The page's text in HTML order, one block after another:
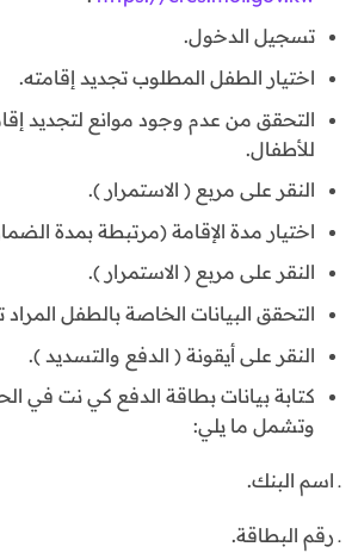
تسجيل الدخول.
اختيار الطفل المطلوب تجديد إقامته.
التحقق من عدم وجود موانع لتجديد
للأطفال.
النقر على مربع ( الاستمرار ).
اختيار مدة الإقامة (مرتبطة بمدة
النقر على مربع ( الاستمرار ).
التحقق البيانات الخاصة بالطفل المراد
النقر على أيقونة ( الدفع والتسديد ).
كتابة بيانات بطاقة الدفع كي نت في
وتشمل ما يلي:
ـ اسم البنك.
ـ رقم البطاقة.